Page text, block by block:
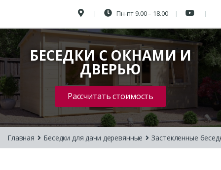
Пн-пт 9.00 – 18.00
БЕСЕДКИ С ОКНАМИ И
ДВЕРЬЮ
Рассчитать стоимость
Главная Беседки для дачи деревянные Застекленные